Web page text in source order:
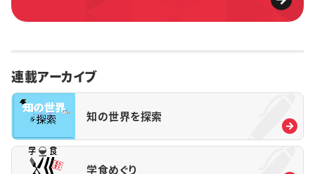
連載アーカイブ
知の世界を探索
学食めぐり